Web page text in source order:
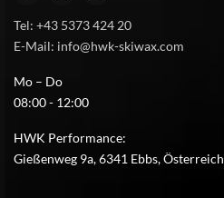
Tel: +43 5373 424 20
E-Mail: info@hwk-skiwax.com
Mo – Do
08:00 - 12:00
HWK Performance:
Gießenweg 9a, 6341 Ebbs, Österreich